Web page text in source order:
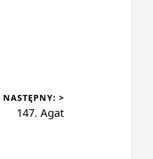
NASTĘPNY: >
Następny
147. Agat